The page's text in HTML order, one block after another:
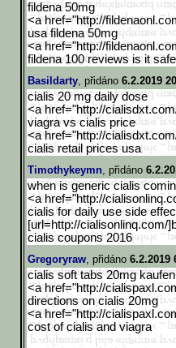
fildena 50mg
<a href="http://
usa fildena 50mg
<a href="http://
fildena 100 reviews is it safe
Basildarty, přidáno 6.2.2019
cialis 20 mg daily dose
<a href="http://
viagra vs cialis price
<a href="http://
cialis retail prices usa
Timothykeymn, přidáno
when is generic cialis
<a href="http://
cialis for daily use side
[url=http://cialisonlinq.com/
cialis coupons 2016
Gregoryraw, přidáno 6.2.2019
cialis soft tabs 20mg kaufen
<a href="http://
directions on cialis 20mg
<a href="http://
cost of cialis and viagra